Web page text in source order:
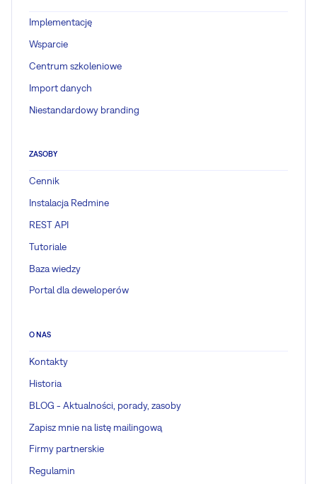
Implementację
Wsparcie
Centrum szkoleniowe
Import danych
Niestandardowy branding
ZASOBY
Cennik
Instalacja Redmine
REST API
Tutoriale
Baza wiedzy
Portal dla deweloperów
O NAS
Kontakty
Historia
BLOG - Aktualności, porady, zasoby
Zapisz mnie na listę mailingową
Firmy partnerskie
Regulamin